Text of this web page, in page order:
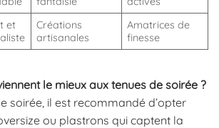
et
Créations
artisanales
Amatrices de
finesse
le mieux aux tenues de soirée ?
soirée, il est recommandé d’opter
ou plastrons qui captent la